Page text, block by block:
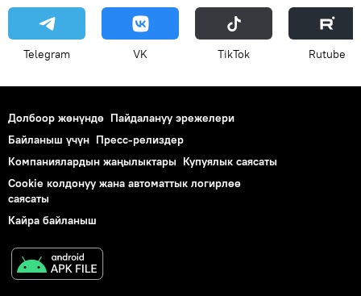
Telegram VK ТikТоk Rutube
Долбоор жөнүндө Пайдалануу эрежелери
Байланыш үчүн Пресс-релиздер
Компаниялардын жаңылыктары Купуялык саясаты
Cookie колдонуу жана автоматтык логирлөө
саясаты
Кайра байланыш